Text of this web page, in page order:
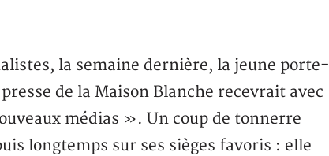
la semaine dernière, la jeune porte-
de la Maison Blanche recevrait avec
médias ». Un coup de tonnerre
longtemps sur ses sièges favoris : elle